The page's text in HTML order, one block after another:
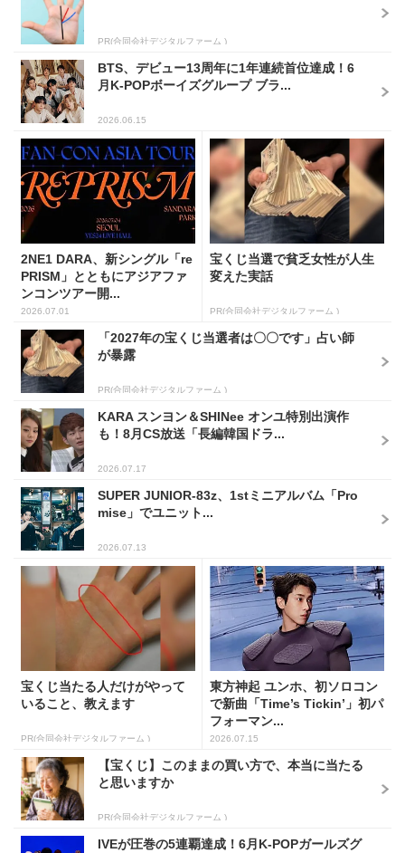
PR(合同会社デジタルファーム )
BTS、デビュー13周年に1年連続首位達成！6
月K-POPボーイズグループ ブラ...
2026.06.15
2NE1 DARA、新シングル「re
PRISM」とともにアジアファ
ンコンツアー開...
2026.07.01
宝くじ当選で貧乏女性が人生
変えた実話
PR(合同会社デジタルファーム )
「2027年の宝くじ当選者は〇〇です」占い師
が暴露
PR(合同会社デジタルファーム )
KARA スンヨン＆SHINee オンユ特別出演作
も！8月CS放送「長編韓国ドラ...
2026.07.17
SUPER JUNIOR-83z、1stミニアルバム「Pro
mise」でユニット...
2026.07.13
宝くじ当たる人だけがやって
いること、教えます
PR(合同会社デジタルファーム )
東方神起 ユンホ、初ソロコン
で新曲「Time’s Tickin’」初パ
フォーマン...
2026.07.15
【宝くじ】このままの買い方で、本当に当たる
と思いますか
PR(合同会社デジタルファーム )
IVEが圧巻の5連覇達成！6月K-POPガールズグ